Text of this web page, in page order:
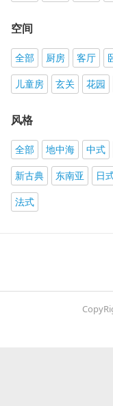
空间
全部 厨房 客厅
儿童房
玄关 花园
风格
全部 地中海 中式
新古典
东南亚 日
法式